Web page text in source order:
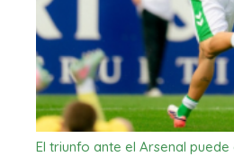
El triunfo ante el Arsenal